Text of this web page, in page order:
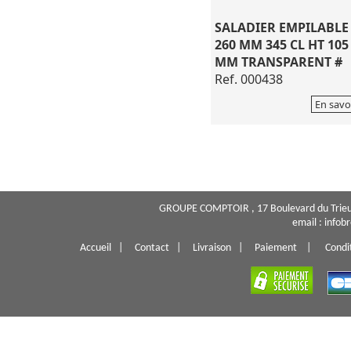
SALADIER
260 MM 345 CL HT 105
MM TRANSPARENT #
Ref. 000438
En
GROUPE COMPTOIR , 17 Boulevard du
email :
Accueil Contact Livraison Paiement